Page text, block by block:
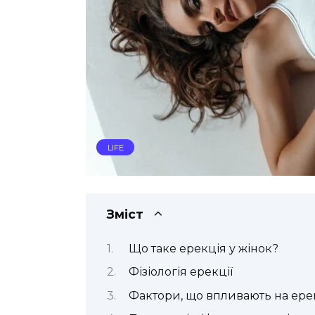
LIFE
Зміст
Що таке ерекція у жінок?
Фізіологія ерекції
Фактори, що впливають на